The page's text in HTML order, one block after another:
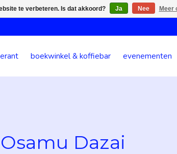
boekwinkel & koffiebar evenementen
Osamu Dazai
te verbeteren. Is dat akkoord? Ja Nee Meer